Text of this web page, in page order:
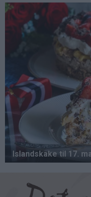
Hopp
hovedinnhold